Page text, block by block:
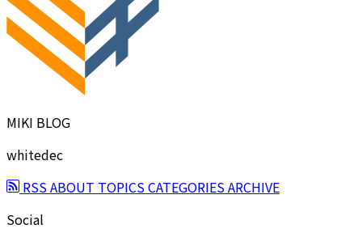
MIKI BLOG
whitedec
RSSABOUT TOPICSCATEGORIESARCHIVE
Social